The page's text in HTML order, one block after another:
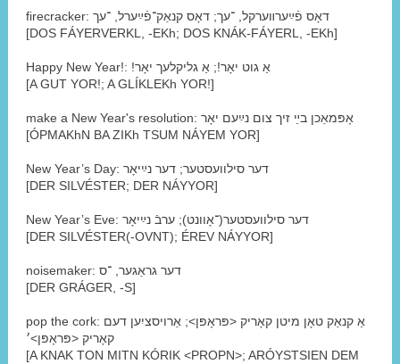
firecracker: דאָס פֿײַערװערקל, ־עך; דאָס קנאַק־פֿײַערל, ־עך
[DOS FÁYERVERKL, -EKh; DOS KNÁK-FÁYERL, -EKh]
Happy New Year!: !אַ גוט יאָר!; אַ גליקלעך יאָר
[A GUT YOR!; A GLÍKLEKh YOR!]
make a New Year's resolution: אָפּמאַכן בײַ זיך צום נײַעם יאָר
[ÓPMAKhN BA ZIKh TSUM NÁYEM YOR]
New Year’s Day: דער סילוועסטער; דער נײַיאָר
[DER SILVÉSTER; DER NÁYYOR]
New Year’s Eve: דער סילוועסטער(־אָוונט); ערבֿ נײַיאָר
[DER SILVÉSTER(-OVNT); ÉREV NÁYYOR]
noisemaker: דער גראַגער, ־ס
[DER GRÁGER, -S]
pop the cork: אַ קנאַק טאָן מיטן קאָריק <פּראָפּן>; אַרויסציִען דעם
קאָריק <פּראָפּן>׳
[A KNAK TON MITN KÓRIK <PROPN>; ARÓYSTSIEN DEM